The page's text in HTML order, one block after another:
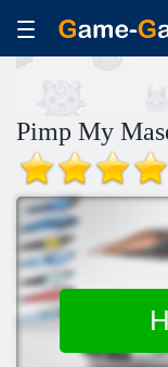
Pimp My